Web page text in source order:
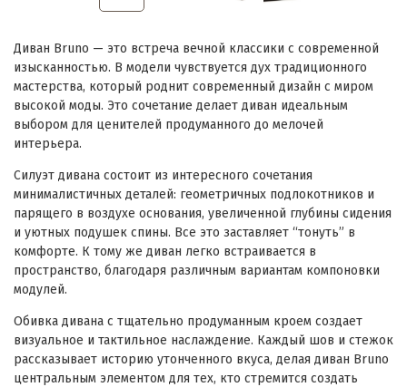
Диван Bruno — это встреча вечной классики с современной
изысканностью. В модели чувствуется дух традиционного
мастерства, который роднит современный дизайн с миром
высокой моды. Это сочетание делает диван идеальным
выбором для ценителей продуманного до мелочей
интерьера.
Силуэт дивана состоит из интересного сочетания
минималистичных деталей: геометричных подлокотников и
парящего в воздухе основания, увеличенной глубины сидения
и уютных подушек спины. Все это заставляет “тонуть” в
комфорте. К тому же диван легко встраивается в
пространство, благодаря различным вариантам компоновки
модулей.
Обивка дивана с тщательно продуманным кроем создает
визуальное и тактильное наслаждение. Каждый шов и стежок
рассказывает историю утонченного вкуса, делая диван Bruno
центральным элементом для тех, кто стремится создать